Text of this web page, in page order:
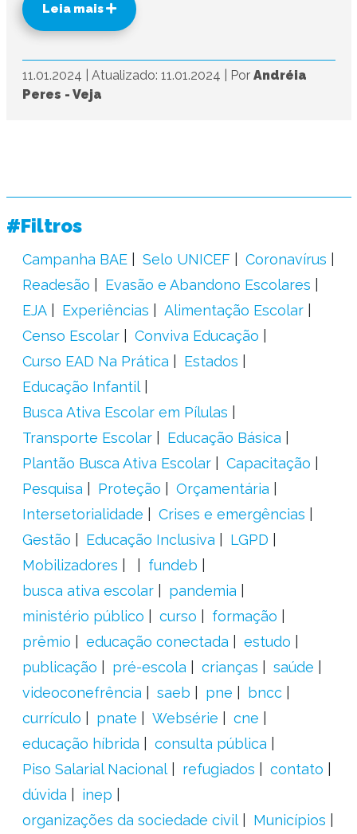
Leia mais
11.01.2024 Atualizado: 11.01.2024 Por Andréia
Peres - Veja
#Filtros
Campanha BAE Selo UNICEF
Coronavírus
Readesão
Evasão e Abandono Escolares
EJA
Experiências
Alimentação Escolar
Censo Escolar
Conviva Educação
Curso EAD Na Prática
Estados
Educação Infantil
Busca Ativa Escolar em Pílulas
Transporte Escolar
Educação Básica
Plantão Busca Ativa Escolar
Capacitação
Pesquisa
Proteção
Orçamentária
Intersetorialidade
Crises e emergências
Gestão
Educação Inclusiva
LGPD
Mobilizadores
fundeb
busca ativa escolar
pandemia
ministério público
curso
formação
prêmio
educação conectada
estudo
publicação
pré-escola crianças
saúde
videoconefrência
saeb pne
bncc
currículo
pnate Websérie
cne
educação híbrida
consulta pública
Piso Salarial Nacional
refugiados
contato
dúvida
inep
organizações da sociedade civil
Municípios